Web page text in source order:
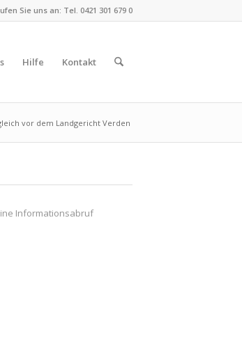
Sie uns an: Tel. 0421 301 679 0
Hilfe Kontakt
vor dem Landgericht Verden